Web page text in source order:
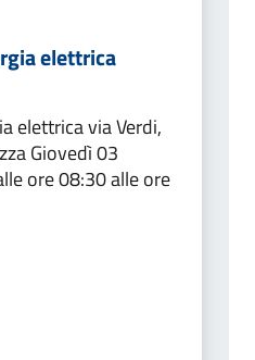
elettrica
elettrica via Verdi,
Giovedì 03
ore 08:30 alle ore